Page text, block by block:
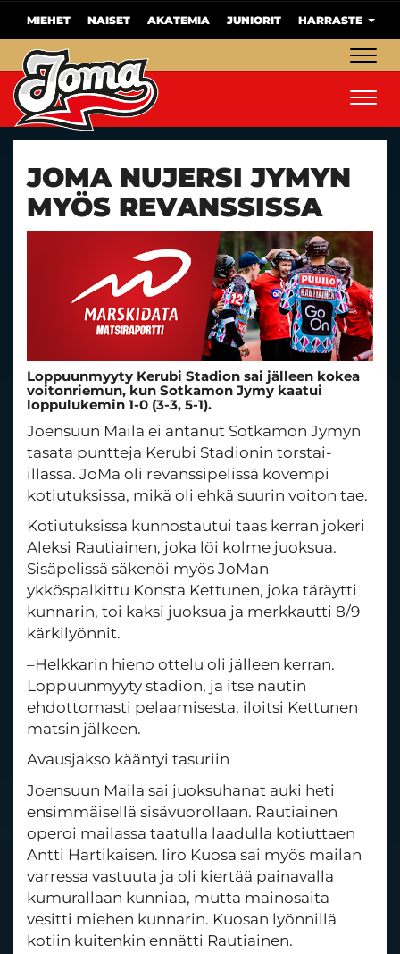
MIEHET NAISET AKATEMIA JUNIORIT HARRASTE
JOMA NUJERSI JYMYN
MYÖS REVANSSISSA
Loppuunmyyty Kerubi Stadion sai jälleen kokea
voitonriemun, kun Sotkamon Jymy kaatui
loppulukemin 1-0 (3-3, 5-1).
Joensuun Maila ei antanut Sotkamon Jymyn
tasata puntteja Kerubi Stadionin torstai-
illassa. JoMa oli revanssipelissä kovempi
kotiutuksissa, mikä oli ehkä suurin voiton tae.
Kotiutuksissa kunnostautui taas kerran jokeri
Aleksi Rautiainen, joka löi kolme juoksua.
Sisäpelissä säkenöi myös JoMan
ykköspalkittu Konsta Kettunen, joka täräytti
kunnarin, toi kaksi juoksua ja merkkautti 8/9
kärkilyönnit.
–Helkkarin hieno ottelu oli jälleen kerran.
Loppuunmyyty stadion, ja itse nautin
ehdottomasti pelaamisesta, iloitsi Kettunen
matsin jälkeen.
Avausjakso kääntyi tasuriin
Joensuun Maila sai juoksuhanat auki heti
ensimmäisellä sisävuorollaan. Rautiainen
operoi mailassa taatulla laadulla kotiuttaen
Antti Hartikaisen. Iiro Kuosa sai myös mailan
varressa vastuuta ja oli kiertää painavalla
kumurallaan kunniaa, mutta mainosaita
vesitti miehen kunnarin. Kuosan lyönnillä
kotiin kuitenkin ennätti Rautiainen.